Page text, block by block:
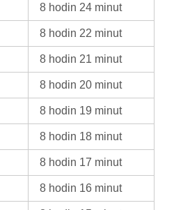
8 hodin 24 minut
8 hodin 22 minut
8 hodin 21 minut
8 hodin 20 minut
8 hodin 19 minut
8 hodin 18 minut
8 hodin 17 minut
8 hodin 16 minut